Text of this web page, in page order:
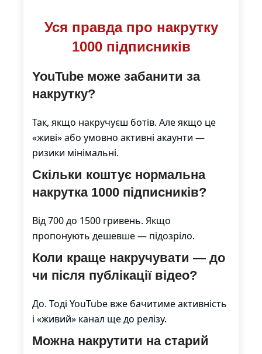
Уся правда про накрутку
1000 підписників
YouTube може забанити за
накрутку?
Так, якщо накручуєш ботів. Але якщо це
«живі» або умовно активні акаунти —
ризики мінімальні.
Скільки коштує нормальна
накрутка 1000 підписників?
Від 700 до 1500 гривень. Якщо
пропонують дешевше — підозріло.
Коли краще накручувати — до
чи після публікації відео?
До. Тоді YouTube вже бачитиме активність
і «живий» канал ще до релізу.
Можна накрутити на старий